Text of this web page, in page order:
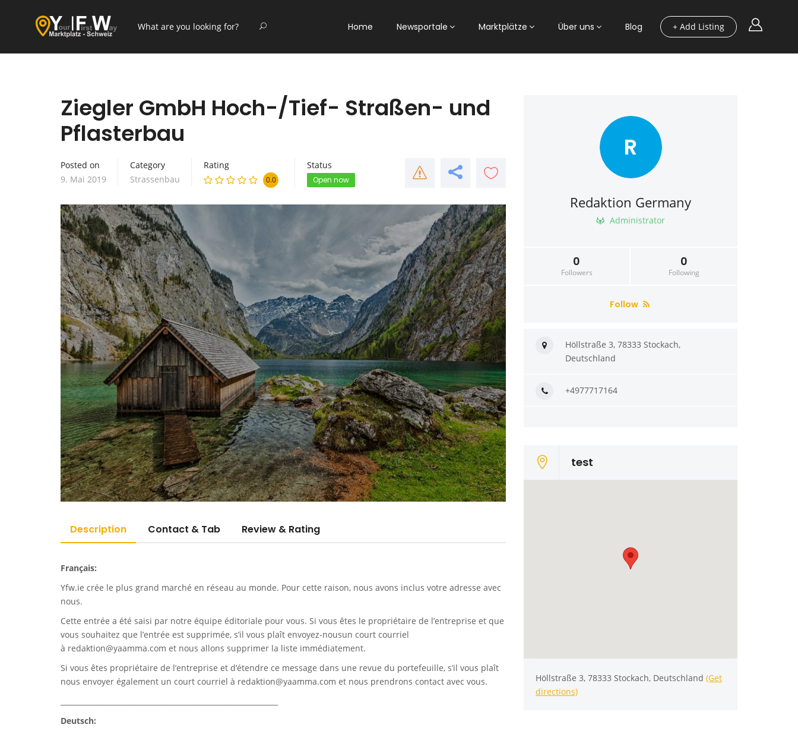
+ Add Listing
Home Newsportale Marktplätze Über uns Blog
Ziegler GmbH Hoch-/Tief- Straßen- und
Pflasterbau
Posted on
9. Mai 2019
Category
Strassenbau
Rating
0.0
Status
Open now
Description Contact & Tab Review & Rating
Français:
Yfw.ie crée le plus grand marché en réseau au monde. Pour cette raison, nous avons inclus votre adresse avec
nous.
Cette entrée a été saisi par notre équipe éditoriale pour vous. Si vous êtes le propriétaire de l’entreprise et que
vous souhaitez que l’entrée est supprimée, s’il vous plaît envoyez-nousun court courriel
à redaktion@yaamma.com et nous allons supprimer la liste immédiatement.
Si vous êtes propriétaire de l’entreprise et d’étendre ce message dans une revue du portefeuille, s’il vous plaît
nous envoyer également un court courriel à redaktion@yaamma.com et nous prendrons contact avec vous.
Deutsch:
R
Redaktion Germany
Administrator
0
Followers
0
Following
Follow
Höllstraße 3, 78333 Stockach,
Deutschland
+4977717164
test
Höllstraße 3, 78333 Stockach, Deutschland (Get
directions)